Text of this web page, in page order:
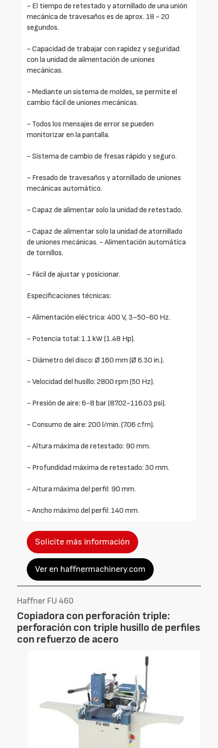
- El tiempo de retestado y atornillado de una unión
mecánica de travesaños es de aprox. 18 - 20
segundos.
- Capacidad de trabajar con rapidez y seguridad
con la unidad de alimentación de uniones
mecánicas.
- Mediante un sistema de moldes, se permite el
cambio fácil de uniones mecánicas.
- Todos los mensajes de error se pueden
monitorizar en la pantalla.
- Sistema de cambio de fresas rápido y seguro.
- Fresado de travesaños y atornillado de uniones
mecánicas automático.
- Capaz de alimentar solo la unidad de retestado.
- Capaz de alimentar solo la unidad de atornillado
de uniones mecánicas. - Alimentación automática
de tornillos.
- Fácil de ajustar y posicionar.
Especificaciones técnicas:
- Alimentación eléctrica: 400 V, 3~50-60 Hz.
- Potencia total: 1.1 kW (1.48 Hp).
- Diámetro del disco: Ø 160 mm (Ø 6.30 in.).
- Velocidad del husillo: 2800 rpm (50 Hz).
- Presión de aire: 6-8 bar (87.02-116.03 psi).
- Consumo de aire: 200 l/min. (7.06 cfm).
- Altura máxima de retestado: 90 mm.
- Profundidad máxima de retestado: 30 mm.
- Altura máxima del perfil: 90 mm.
- Ancho máximo del perfil: 140 mm.
Solicite más información
Ver en haffnermachinery.com
Haffner FU 460
Copiadora con perforación triple:
perforación con triple husillo de perfiles
con refuerzo de acero